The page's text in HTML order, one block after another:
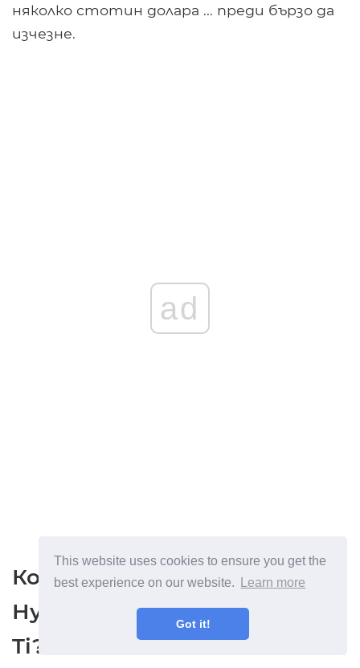
This website uses cookies to ensure you get the
best experience on our website.
Learn more
Got it!
няколко стотин долара ... преди бързо да
изчезне.
ad
Кой наистинаПрави
Нуждаете се от GTX 1080
Ti?